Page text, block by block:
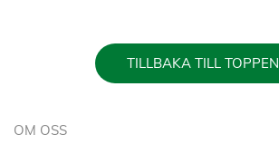
TILLBAKA TILL TOPPEN
OM OSS